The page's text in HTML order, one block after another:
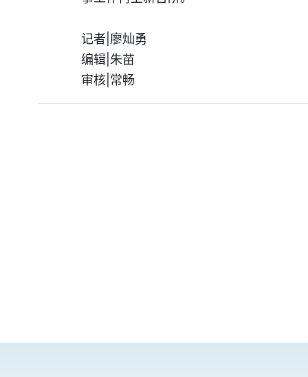
记者|廖灿勇
编辑|朱苗
审核|常畅